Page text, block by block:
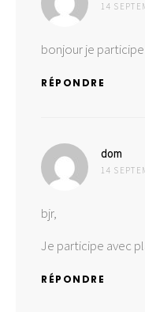
14
bonjour je
RÉPONDRE
dom
14
bjr,
Je participe avec
RÉPONDRE